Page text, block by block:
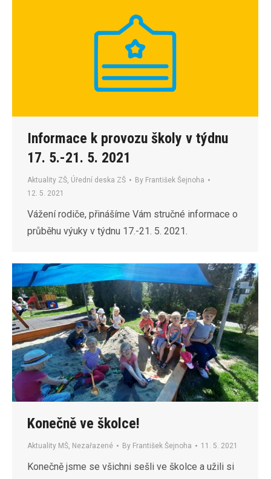
Informace k provozu školy v týdnu
17. 5.-21. 5. 2021
Aktuality ZŠ Úřední deska ZŠ By František Šejnoha
12. 5. 2021
Vážení rodiče, přinášíme Vám stručné informace o
průběhu výuky v týdnu 17.-21. 5. 2021.
Konečně ve školce!
Aktuality MŠ Nezařazené By František Šejnoha 11. 5. 2021
Konečně jsme se všichni sešli ve školce a užili si